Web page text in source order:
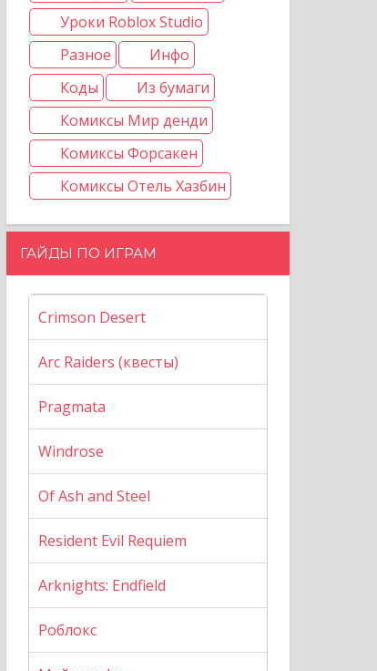
Уроки Roblox Studio
Разное
Инфо
Коды
Из бумаги
Комиксы Мир денди
Комиксы Форсакен
Комиксы Отель Хазбин
ГАЙДЫ ПО ИГРАМ
Crimson Desert
Arc Raiders (квесты)
Pragmata
Windrose
Of Ash and Steel
Resident Evil Requiem
Arknights: Endfield
Роблокс